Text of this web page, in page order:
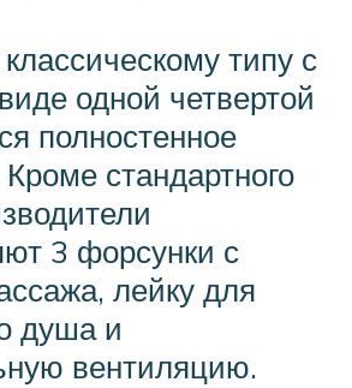
типу с
одной четвертой
полностенное
стандартного
3 форсунки с
лейку для
душа и
вентиляцию.